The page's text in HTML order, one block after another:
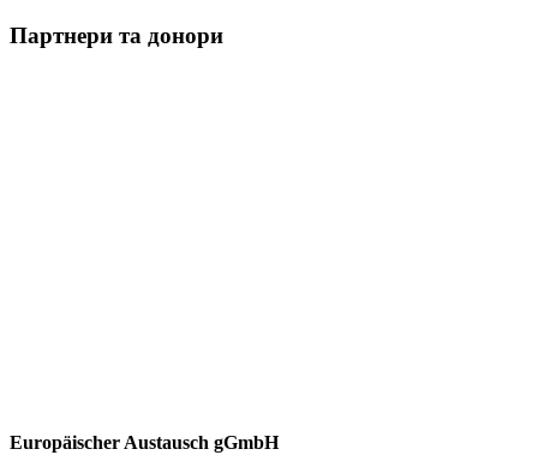
Партнери та донори
Europäischer Austausch gGmbH